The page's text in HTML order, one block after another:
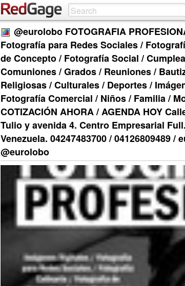
@eurolobo FOTOGRAFIA
Fotografía para Redes Sociales /
de Concepto / Fotografía Social /
Comuniones / Grados / Reuniones /
Religiosas / Culturales / Deportes /
Fotografía Comercial / Niños / Familia /
COTIZACIÓN AHORA / AGENDA HOY
Tulio y avenida 4. Centro Empresarial
Venezuela. 04247483700 / 04126809489 /
@eurolobo